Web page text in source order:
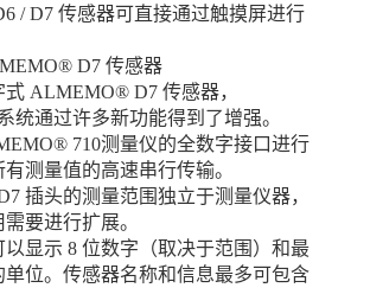
/ D7 传感器可直接通过触摸屏进行
D7 传感器
ALMEMO® D7 传感器，
统通过许多新功能得到了增强。
710测量仪的全数字接口进行
测量值的高速串行传输。
插头的测量范围独立于测量仪器，
要进行扩展。
显示 8 位数字（取决于范围）和最
单位。传感器名称和信息最多可包含